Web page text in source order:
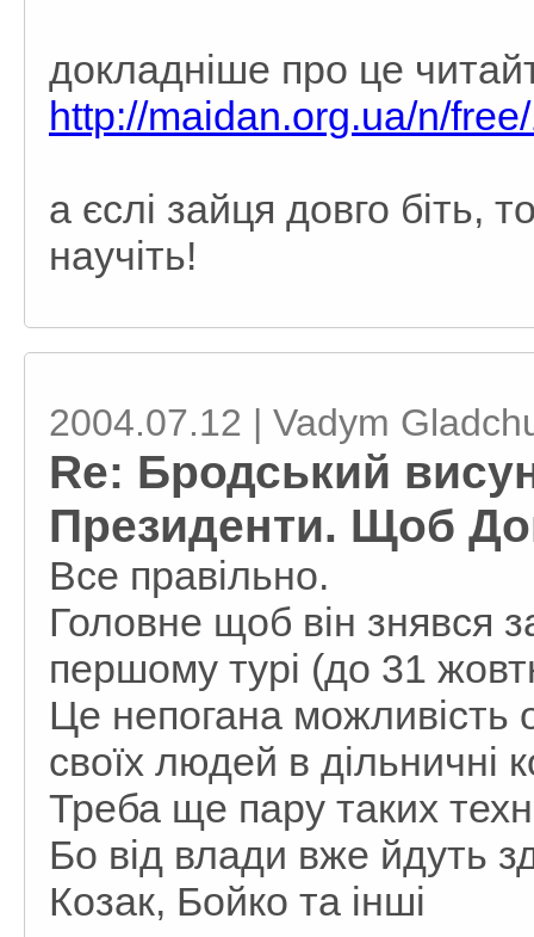
докладнішe про цe
http://maidan.org.ua/n/
а єслі зайця довго біть,
научіть!
2004.07.12 | Vadym
Re: Бродський
Президенти. Щоб
Все правільно.
Головне щоб він знявся
першому турі (до 31
Це непогана можливість
своїх людей в дільничні
Треба ще пару таких
Бо від влади вже йдуть
Козак, Бойко та інші